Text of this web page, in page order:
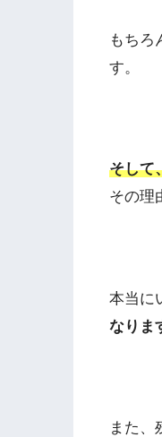
もちろ
す。
そして
その理
本当に
なりま
また、